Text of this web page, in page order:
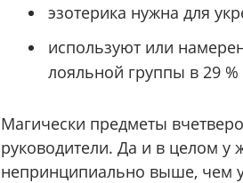
эзотерика нужна для
используют или
лояльной группы в 29
Магически предметы
руководители. Да и в целом у
непринципиально выше, чем